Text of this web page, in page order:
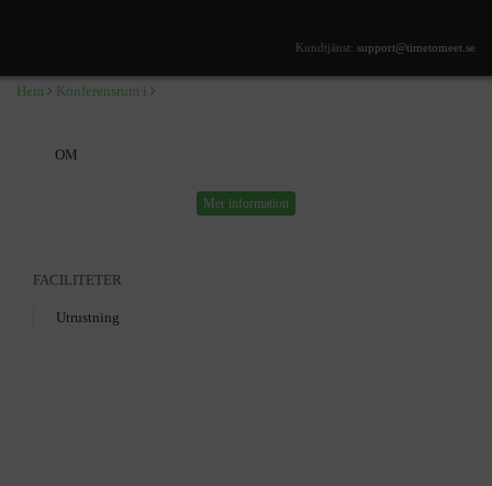
Kundtjänst: support@timetomeet.se
Hem Konferensrum i
OM
Mer information
FACILITETER
Utrustning